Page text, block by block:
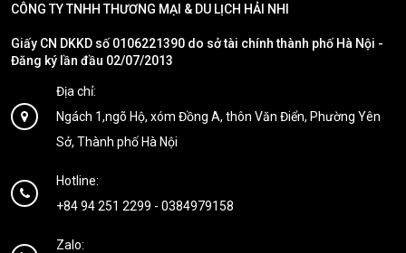
CÔNG TY TNHH THƯƠNG MẠI & DU LỊCH HẢI NHI
Giấy CN DKKD số 0106221390 do sở tài chính thành phố Hà Nội -
Đăng ký lần đầu 02/07/2013
Địa chỉ:
Ngách 1,ngõ Hộ, xóm Đồng A, thôn Văn Điển, Phường Yên
Sở, Thành phố Hà Nội
Hotline:
+84 94 251 2299 - 0384979158
Zalo: